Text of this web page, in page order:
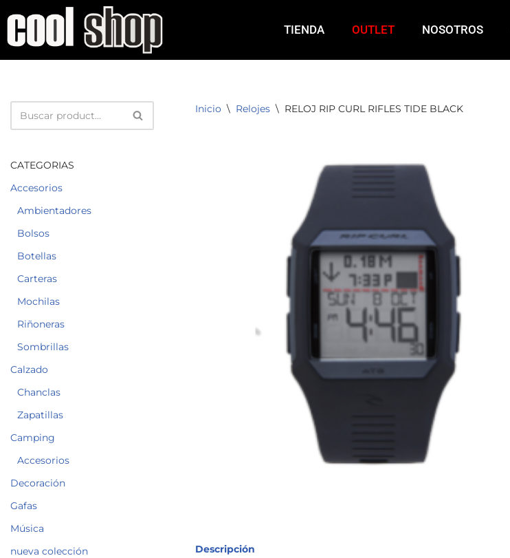
Saltar
TIENDA OUTLET NOSOTROS
CATEGORIAS
Accesorios
Ambientadores
Bolsos
Botellas
Carteras
Mochilas
Riñoneras
Sombrillas
Calzado
Chanclas
Zapatillas
Camping
Accesorios
Decoración
Gafas
Música
nueva colección
Inicio \ Relojes \ RELOJ RIP CURL RIFLES TIDE BLACK
Descripción